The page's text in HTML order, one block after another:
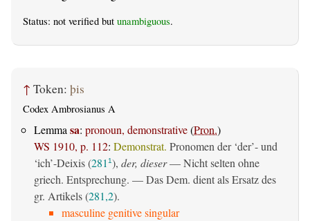
Status: not verified but unambiguous.
↑ Token: þis
Codex Ambrosianus A
Lemmasa: pronoun, demonstrative(Pron.)
WS 1910, p. 112: Demonstrat. Pronomen der ‘der’- und
‘ich’-Deixis (281 1), der, dieser— Nicht selten ohne
griech. Entsprechung. — Das Dem. dient als Ersatz des
gr. Artikels (281,2).
masculine genitive singular